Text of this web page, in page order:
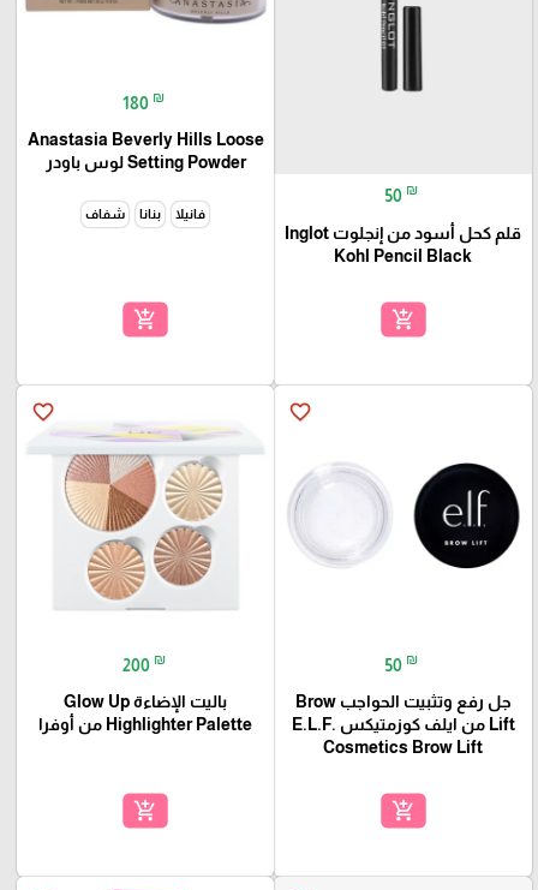
50 ₪
قلم كحل أسود من إنجلوت Inglot
Kohl Pencil Black
add_shopping_cart
180 ₪
Anastasia Beverly Hills Loose
Setting Powder لوس باودر
فانيلا بنانا شفاف
add_shopping_cart
favorite_border
50 ₪
جل رفع وتثبيت الحواجب Brow
Lift من ايلف كوزمتيكس E.L.F.
Cosmetics Brow Lift
add_shopping_cart
favorite_border
200 ₪
باليت الإضاءة Glow Up
Highlighter Palette من أوفرا
add_shopping_cart